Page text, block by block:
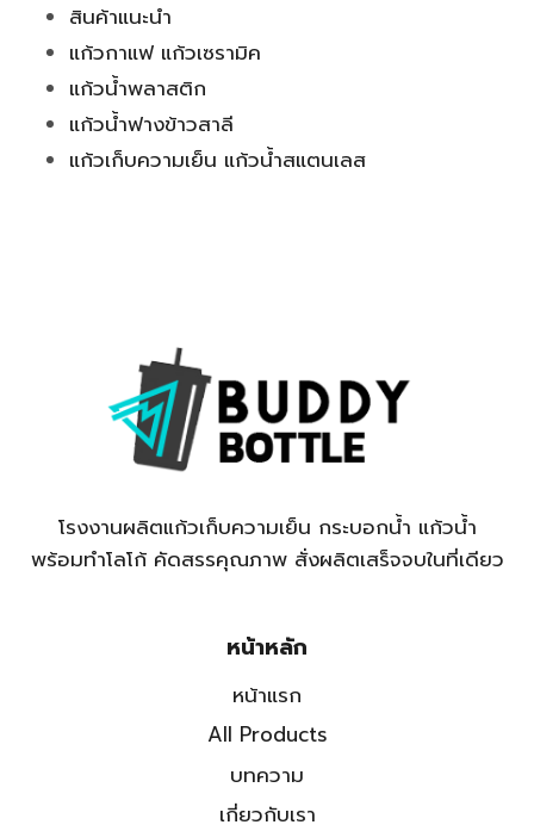
สินค้าแนะนำ
แก้วกาแฟ แก้วเซรามิค
แก้วน้ำพลาสติก
แก้วน้ำฟางข้าวสาลี
แก้วเก็บความเย็น แก้วน้ำสแตนเลส
โรงงานผลิตแก้วเก็บความเย็น กระบอกน้ำ แก้วน้ำ
พร้อมทำโลโก้ คัดสรรคุณภาพ สั่งผลิตเสร็จจบในที่เดียว
หน้าหลัก
หน้าแรก
All Products
บทความ
เกี่ยวกับเรา